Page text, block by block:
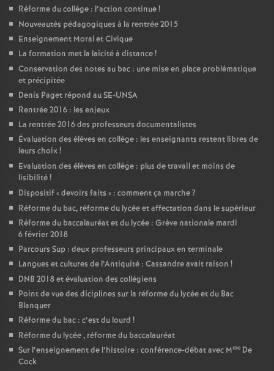
Réforme du collège : l’action continue!
Nouveautés pédagogiques à la rentrée 2015
Enseignement Moral et Civique
La formation met la laïcité à distance!
Conservation des notes au bac : une mise en place problématique
et précipitée
Denis Paget répond au SE-UNSA
Rentrée 2016 : les enjeux
La rentrée 2016 des professeurs documentalistes
Évaluation des élèves en collège : les enseignants restent libres de
leurs choix!
Evaluation des élèves en collège : plus de travail et moins de
lisibilité!
Dispositif «devoirs faits » : comment ça marche?
Réforme du bac, réforme du lycée et affectation dans le supérieur
Réforme du baccalauréat et du lycée : Grève nationale mardi
6 février 2018
Parcours Sup : deux professeurs principaux en terminale
Langues et cultures de l’Antiquité : Cassandre avait raison !
DNB 2018 et évaluation des collégiens
Point de vue des diciplines sur la réforme du lycée et du Bac
Blanquer
Réforme du bac : c’est du lourd !
Réforme du lycée , réforme du baccalauréat
Sur l’enseignement de l’histoire : conférence-débat avec Mme De
Cock